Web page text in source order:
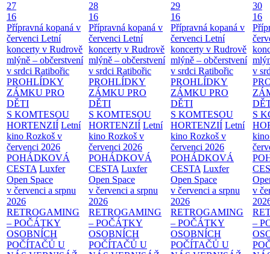
27
16
Přípravná kopaná v
červenci Letní
koncerty v Rudrově
mlýně – občerstvení
v srdci Ratibořic
PROHLÍDKY
ZÁMKU PRO
DĚTI
S KOMTESOU
HORTENZIÍ Letní
kino Rozkoš v
červenci 2026
POHÁDKOVÁ
CESTA Luxfer
Open Space
v červenci a srpnu
2026
RETROGAMING
– POČÁTKY
OSOBNÍCH
POČÍTAČŮ U
28
16
Přípravná kopaná v
červenci Letní
koncerty v Rudrově
mlýně – občerstvení
v srdci Ratibořic
PROHLÍDKY
ZÁMKU PRO
DĚTI
S KOMTESOU
HORTENZIÍ Letní
kino Rozkoš v
červenci 2026
POHÁDKOVÁ
CESTA Luxfer
Open Space
v červenci a srpnu
2026
RETROGAMING
– POČÁTKY
OSOBNÍCH
POČÍTAČŮ U
29
16
Přípravná kopaná v
červenci Letní
koncerty v Rudrově
mlýně – občerstvení
v srdci Ratibořic
PROHLÍDKY
ZÁMKU PRO
DĚTI
S KOMTESOU
HORTENZIÍ Letní
kino Rozkoš v
červenci 2026
POHÁDKOVÁ
CESTA Luxfer
Open Space
v červenci a srpnu
2026
RETROGAMING
– POČÁTKY
OSOBNÍCH
POČÍTAČŮ U
30
16
v
S
v
–